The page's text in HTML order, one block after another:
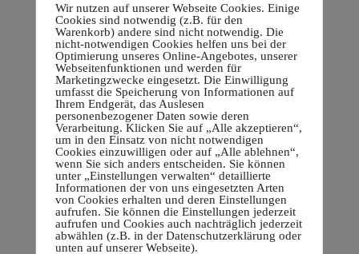
Wir nutzen auf unserer Webseite Cookies. Einige
Cookies sind notwendig (z.B. für den
Warenkorb) andere sind nicht notwendig. Die
nicht-notwendigen Cookies helfen uns bei der
Optimierung unseres Online-Angebotes, unserer
Webseitenfunktionen und werden für
Marketingzwecke eingesetzt. Die Einwilligung
umfasst die Speicherung von Informationen auf
Ihrem Endgerät, das Auslesen
personenbezogener Daten sowie deren
Verarbeitung. Klicken Sie auf „Alle akzeptieren“,
um in den Einsatz von nicht notwendigen
Cookies einzuwilligen oder auf „Alle ablehnen“,
wenn Sie sich anders entscheiden. Sie können
unter „Einstellungen verwalten“ detaillierte
Informationen der von uns eingesetzten Arten
von Cookies erhalten und deren Einstellungen
aufrufen. Sie können die Einstellungen jederzeit
aufrufen und Cookies auch nachträglich jederzeit
abwählen (z.B. in der Datenschutzerklärung oder
unten auf unserer Webseite).